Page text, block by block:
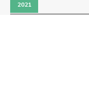
2021